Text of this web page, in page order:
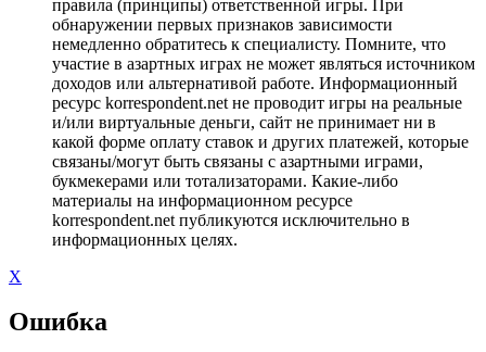
правила (принципы) ответственной игры. При
обнаружении первых признаков зависимости
немедленно обратитесь к специалисту. Помните, что
участие в азартных играх не может являться источником
доходов или альтернативой работе. Информационный
ресурс korrespondent.net не проводит игры на реальные
и/или виртуальные деньги, сайт не принимает ни в
какой форме оплату ставок и других платежей, которые
связаны/могут быть связаны с азартными играми,
букмекерами или тотализаторами. Какие-либо
материалы на информационном ресурсе
korrespondent.net публикуются исключительно в
информационных целях.
X
Ошибка